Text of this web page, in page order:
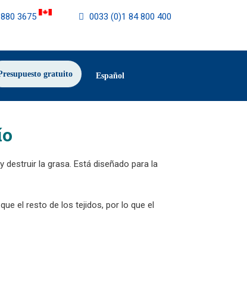
3675 0033 (0)1 84 800 400
gratuito Español
la grasa. Está diseñado para la
el resto de los tejidos, por lo que el